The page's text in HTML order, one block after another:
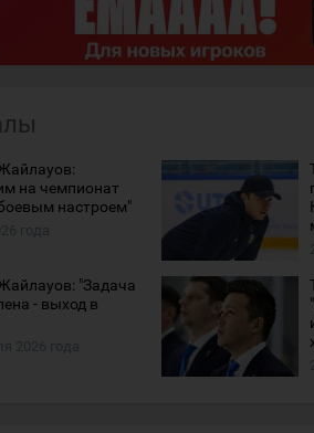
на чемпионат
настроем"
"Задача
- выход в